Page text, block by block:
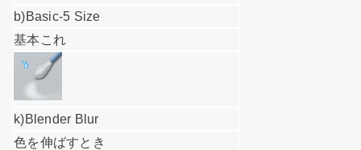
b)Basic-5 Size
基本これ
k)Blender Blur
色を伸ばすとき